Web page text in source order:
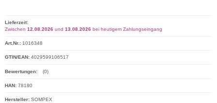
Lieferzeit:
Zwischen 12.08.2026 und 13.08.2026 bei heutigem Zahlungseingang
Art.Nr.: 1016348
GTIN/EAN: 4029599106517
Bewertungen: (0)
HAN: 78180
Hersteller: SOMPEX